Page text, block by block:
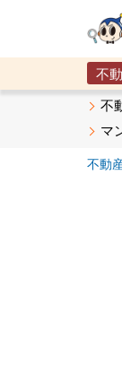
不
メタ
不
マ
不動